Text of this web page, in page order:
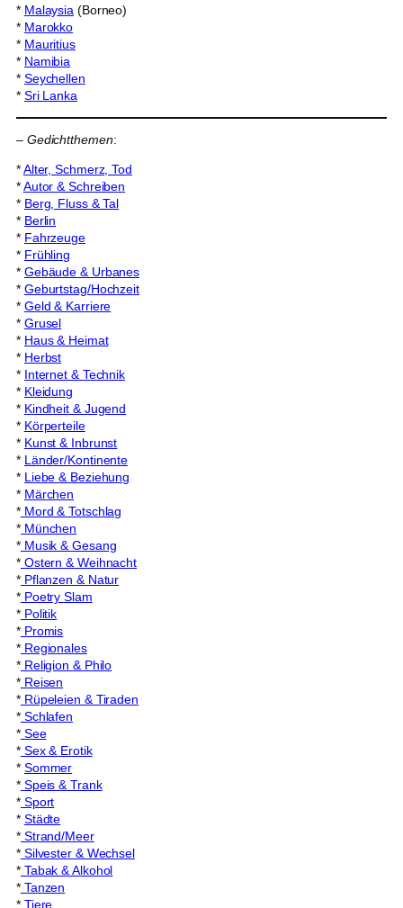
* Malaysia (Borneo)
* Marokko
* Mauritius
* Namibia
* Seychellen
* Sri Lanka
– Gedichtthemen:
*Alter, Schmerz, Tod
*Autor & Schreiben
* Berg, Fluss & Tal
* Berlin
* Fahrzeuge
* Frühling
* Gebäude & Urbanes
* Geburtstag/Hochzeit
* Geld & Karriere
* Grusel
* Haus & Heimat
* Herbst
* Internet & Technik
* Kleidung
* Kindheit & Jugend
* Körperteile
* Kunst & Inbrunst
* Länder/Kontinente
* Liebe & Beziehung
* Märchen
*Mord & Totschlag
*München
*Musik & Gesang
*Ostern & Weihnacht
*Pflanzen & Natur
*Poetry Slam
*Politik
*Promis
*Regionales
*Religion & Philo
*Reisen
*Rüpeleien & Tiraden
*Schlafen
*See
*Sex & Erotik
* Sommer
*Speis & Trank
*Sport
* Städte
*Strand/Meer
*Silvester & Wechsel
*Tabak & Alkohol
*Tanzen
*Tiere